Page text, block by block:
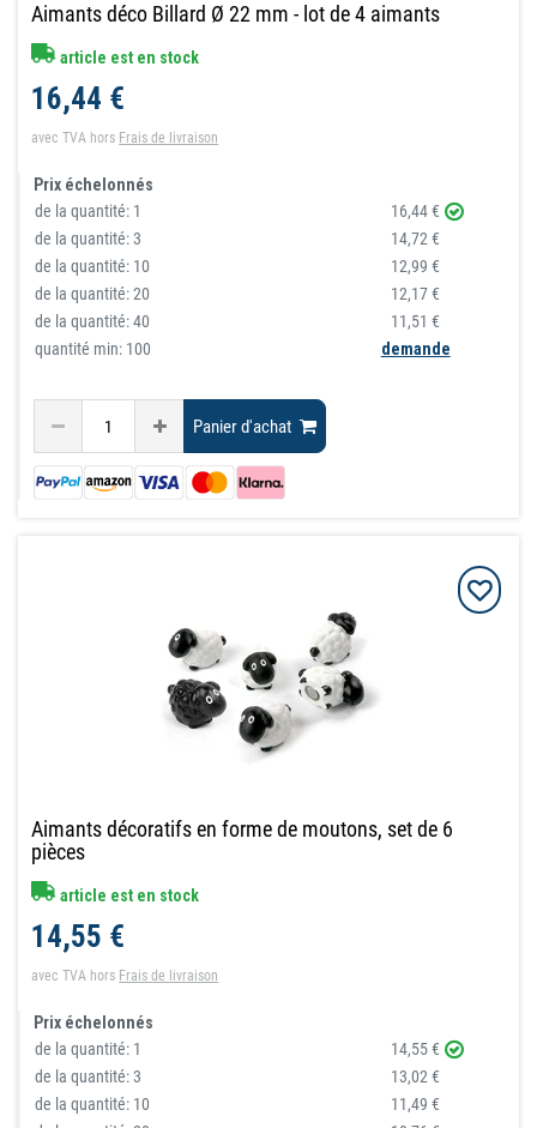
Aimants déco Billard Ø 22 mm - lot de 4 aimants
article est en stock
16,44 €
avec TVA hors Frais de livraison
Prix échelonnés
de la quantité: 1
16,44 €
de la quantité:3
14,72 €
de la quantité: 10
12,99 €
de la quantité:20
12,17 €
de la quantité:40
11,51 €
quantité min: 100
demande
Panier d'achat
Aimants décoratifs en forme de moutons, set de 6
pièces
article est en stock
14,55 €
avec TVA hors Frais de livraison
Prix échelonnés
de la quantité: 1
14,55 €
de la quantité:3
13,02 €
de la quantité: 10
11,49 €